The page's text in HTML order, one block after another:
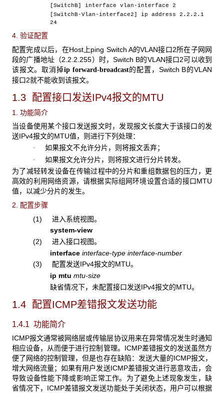
[SwitchB] interface vlan-interface 2
[SwitchB-Vlan-interface2] ip address 2.2.2.1
24
4. 验证配置
配置完成以后，在Host上ping Switch A的VLAN接口2所在子网网
段的广播地址（2.2.2.255）时，Switch B的VLAN接口2可以收到
该报文。取消掉ip forward-broadcast的配置，Switch B的VLAN
接口2就不能收到该报文。
1.3 配置接口发送IPv4报文的MTU
1. 功能简介
当设备使用某个接口发送报文时，发现报文长度大于该接口的发
送IPv4报文的MTU值，则进行下列处理：
· 如果报文不允许分片，则将报文丢弃；
· 如果报文允许分片，则将报文进行分片转发。
为了减轻转发设备在传输过程中的分片和重组数据包的压力，更
高效的利用网络资源，请根据实际组网环境设置合适的接口MTU
值，以减少分片的发生。
2. 配置步骤
(1) 进入系统视图。
system-view
(2) 进入接口视图。
interface interface-type interface-number
(3) 配置发送IPv4报文的MTU。
ip mtu mtu-size
缺省情况下，未配置接口发送IPv4报文的MTU。
1.4 配置ICMP差错报文发送功能
1.4.1 功能简介
ICMP报文通常被网络层或传输层协议用来在异常情况发生时通知
相应设备，从而便于进行控制管理。ICMP差错报文的发送虽然方
便了网络的控制管理，但是也存在缺陷：发送大量的ICMP报文，
增大网络流量；如果有用户发送ICMP差错报文进行恶意攻击，会
导致设备性能下降或影响正常工作。为了避免上述现象发生，缺
省情况下，ICMP差错报文发送功能处于关闭状态，用户可以根据